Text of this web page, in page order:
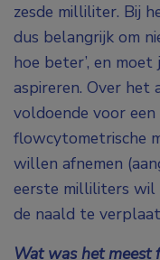
zesde milliliter. Bij
dus belangrijk om
hoe beter’, en
aspireren. Over het
voldoende voor
flowcytometrische
willen afnemen
eerste milliliters wil
de naald te
Wat was het meest